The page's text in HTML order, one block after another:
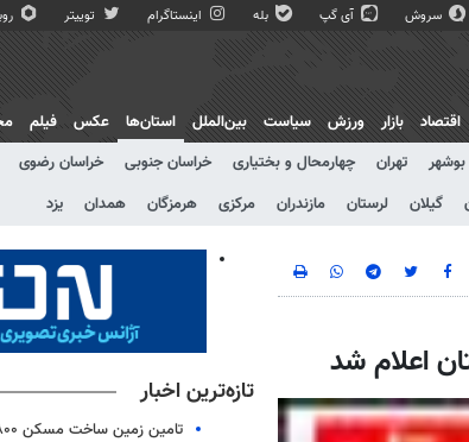
سروش آی گپ بله اینستاگرام توییتر
اقتصاد بازار ورزش سیاست بین‌الملل
استان‌ها
بوشهر تهران چهارمحال و بختیاری خراسان جنوبی خراسان رضوی
گیلان لرستان مازندران مرکزی هرمزگان همدان یزد
عکس فیلم
اعلام شد
تازه‌ترین اخبار